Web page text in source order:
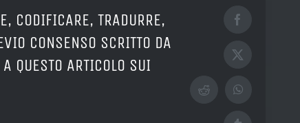
CODIFICARE, TRADURRE,
CONSENSO SCRITTO DA
QUESTO ARTICOLO SUI
Facebook
X
RedditWhatsApp